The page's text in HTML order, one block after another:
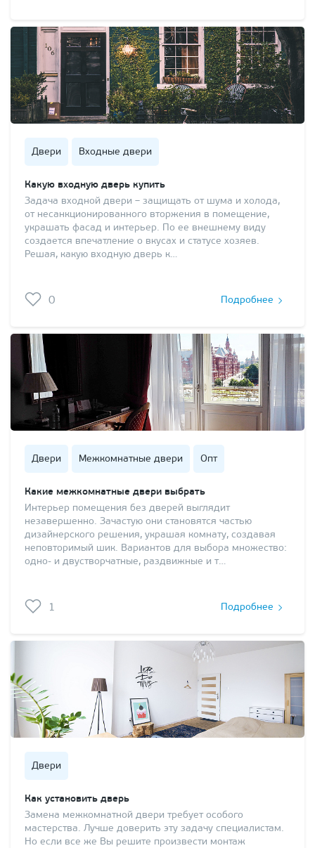
Двери Входные двери
Какую входную дверь купить
Задача входной двери – защищать от шума и холода,
от несанкционированного вторжения в помещение,
украшать фасад и интерьер. По ее внешнему виду
создается впечатление о вкусах и статусе хозяев.
Решая, какую входную дверь к…
0 Подробнее
Двери Межкомнатные двери Опт
Какие межкомнатные двери выбрать
Интерьер помещения без дверей выглядит
незавершенно. Зачастую они становятся частью
дизайнерского решения, украшая комнату, создавая
неповторимый шик. Вариантов для выбора множество:
одно- и двустворчатные, раздвижные и т…
1 Подробнее
Двери
Как установить дверь
Замена межкомнатной двери требует особого
мастерства. Лучше доверить эту задачу специалистам.
Но если все же Вы решите произвести монтаж